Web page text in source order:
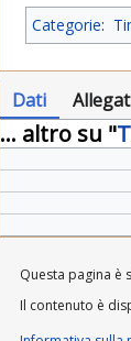
Categorie:
Dati
... altro su "
Questa pagina è
Il contenuto è